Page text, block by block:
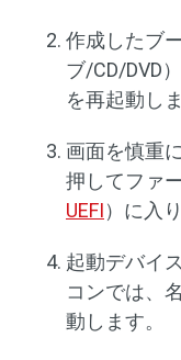
作成したブ
ブ/CD/DVD
を再起動しま
画面を慎重
押してファ
UEFI）に入
起動デバイ
コンでは、
動します。